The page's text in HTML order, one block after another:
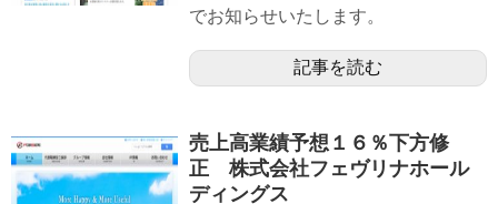
でお知らせいたします。
記事を読む
売上高業績予想１６％下方修
正 株式会社フェヴリナホール
ディングス